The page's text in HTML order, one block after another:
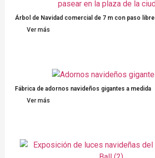
Árbol de Navidad comercial de 7 m con paso libre
Ver más
Fábrica de adornos navideños gigantes a medida
Ver más